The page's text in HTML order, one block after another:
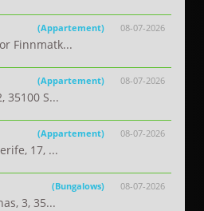
08-07-2026
(Appartement)
Finnmatk...
08-07-2026
(Appartement)
35100 S...
08-07-2026
(Appartement)
17, ...
08-07-2026
(Bungalows)
3, 35...